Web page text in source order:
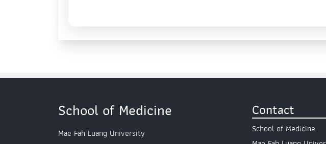
School of Medicine
Mae Fah Luang University
Contact
School of Medicine